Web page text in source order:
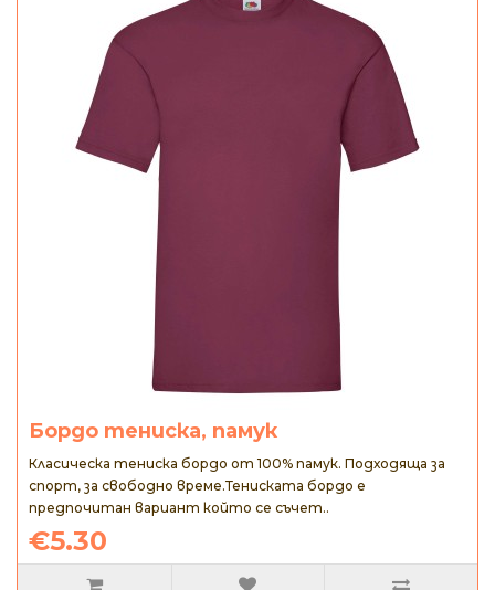
Бордо тениска, памук
Класическа тениска бордо от 100% памук. Подходяща за
спорт, за свободно време.Тениската бордо е
предпочитан вариант който се съчет..
€5.30